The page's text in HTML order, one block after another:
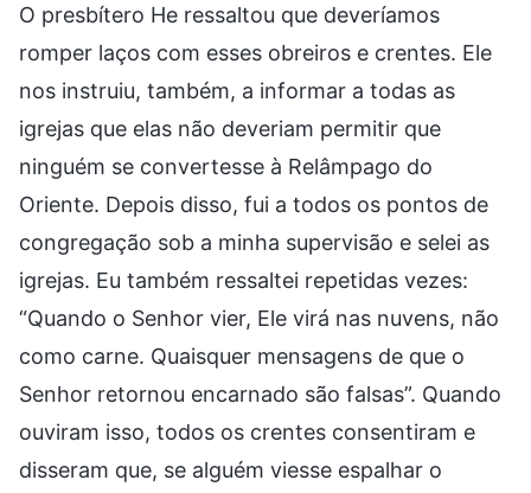
O presbítero He ressaltou que deveríamos
romper laços com esses obreiros e crentes. Ele
nos instruiu, também, a informar a todas as
igrejas que elas não deveriam permitir que
ninguém se convertesse à Relâmpago do
Oriente. Depois disso, fui a todos os pontos de
congregação sob a minha supervisão e selei as
igrejas. Eu também ressaltei repetidas vezes:
“Quando o Senhor vier, Ele virá nas nuvens, não
como carne. Quaisquer mensagens de que o
Senhor retornou encarnado são falsas”. Quando
ouviram isso, todos os crentes consentiram e
disseram que, se alguém viesse espalhar o